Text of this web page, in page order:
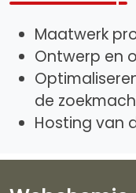
Maatwerk
Ontwerp en
de
Hosting van